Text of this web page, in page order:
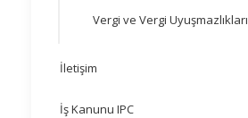
Vergi ve Vergi Uyuşmazlıkları
İletişim
İş Kanunu IPC